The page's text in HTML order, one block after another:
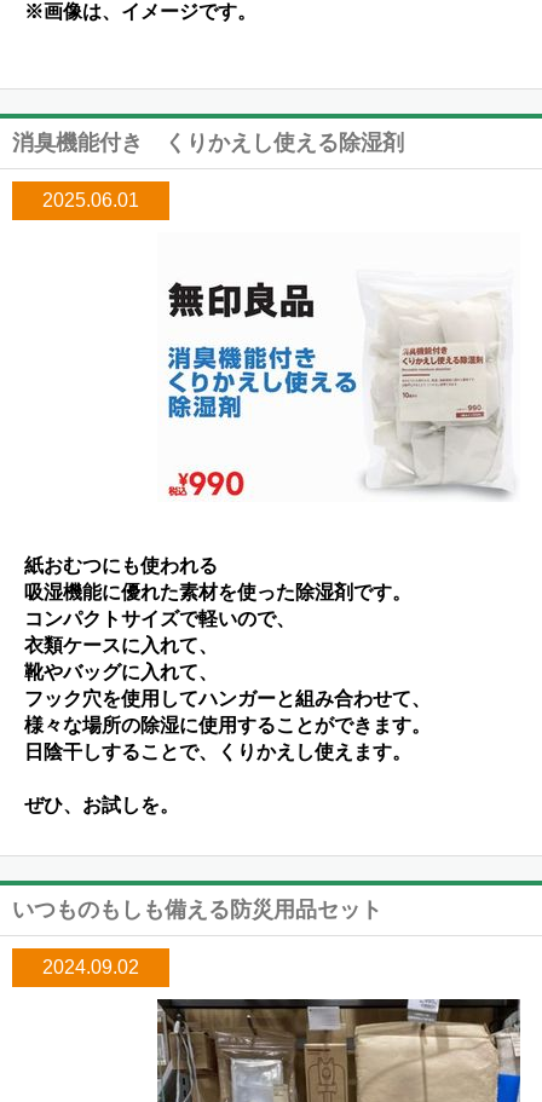
※画像は、イメージです。
消臭機能付き くりかえし使える除湿剤
2025.06.01
紙おむつにも使われる
吸湿機能に優れた素材を使った除湿剤です。
コンパクトサイズで軽いので、
衣類ケースに入れて、
靴やバッグに入れて、
フック穴を使用してハンガーと組み合わせて、
様々な場所の除湿に使用することができます。
日陰干しすることで、くりかえし使えます。
ぜひ、お試しを。
いつものもしも備える防災用品セット
2024.09.02